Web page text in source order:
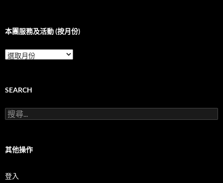
本團服務及活動 (按月份)
本
團
及
動
(按
SEARCH
搜
尋
字:
其他操作
登入